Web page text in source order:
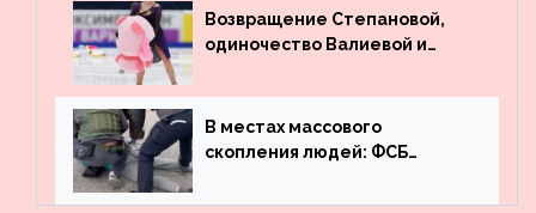
госдолга
Возвращение Степановой,
одиночество Валиевой и
что обсуждают в мире
фигурного катания
В местах массового
скопления людей: ФСБ
террористов, планировавших